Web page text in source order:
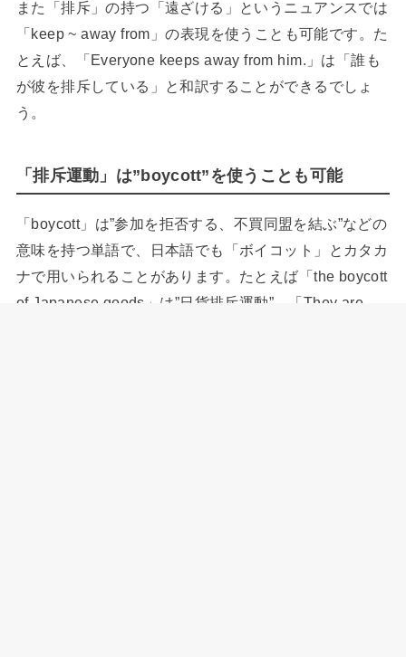
また「排斥」の持つ「遠ざける」というニュアンスでは
「keep ~ away from」の表現を使うことも可能です。た
とえば、「Everyone keeps away from him.」は「誰も
が彼を排斥している」と和訳することができるでしょ
う。
「排斥運動」は”boycott”を使うことも可能
「boycott」は”参加を拒否する、不買同盟を結ぶ”などの
意味を持つ単語で、日本語でも「ボイコット」とカタカ
ナで用いられることがあります。たとえば「the boycott
of Japanese goods」は”日貨排斥運動”、「They are